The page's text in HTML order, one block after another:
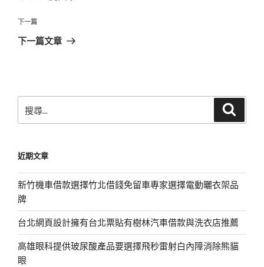
覽
文
章
下
一
下一篇
下一篇文章
尋
字:
近期文章
新竹機車借款選擇竹北借錢免留車專家選擇電動曬衣架品
牌
台北網頁設計擁有台北票貼有樹林汽車借款與洗衣店推薦
高雄眼科提供玻尿酸產品要選擇飛秒雷射白內障消除熊貓
眼